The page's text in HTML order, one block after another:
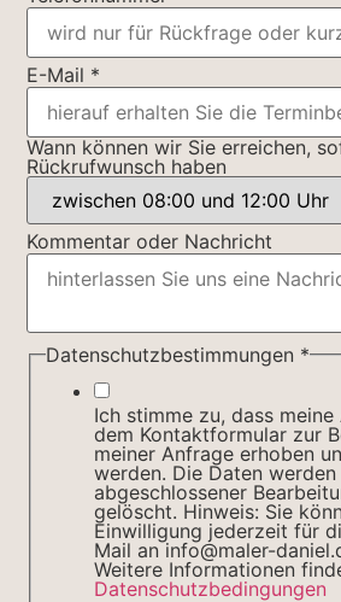
E-Mail *
Wann können wir Sie erreichen,
Rückrufwunsch haben
Kommentar oder Nachricht
Datenschutzbestimmungen *
Ich stimme zu, dass meine
dem Kontaktformular zur
meiner Anfrage erhoben
werden. Die Daten werden
abgeschlossener
gelöscht. Hinweis: Sie
Einwilligung jederzeit für
Mail an info@maler-
Weitere Informationen
Datenschutzbedingungen